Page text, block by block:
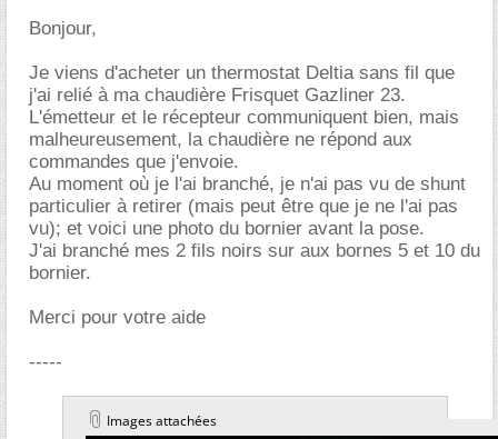
Bonjour,
Je viens d'acheter un thermostat Deltia sans fil que
j'ai relié à ma chaudière Frisquet Gazliner 23.
L'émetteur et le récepteur communiquent bien, mais
malheureusement, la chaudière ne répond aux
commandes que j'envoie.
Au moment où je l'ai branché, je n'ai pas vu de shunt
particulier à retirer (mais peut être que je ne l'ai pas
vu); et voici une photo du bornier avant la pose.
J'ai branché mes 2 fils noirs sur aux bornes 5 et 10 du
bornier.
Merci pour votre aide
-----
Images attachées